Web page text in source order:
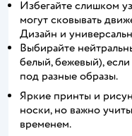
Избегайте слишком
могут сковывать
Дизайн и
Выбирайте
белый, бежевый),
под разные образы.
Яркие принты и
носки, но важно
временем.